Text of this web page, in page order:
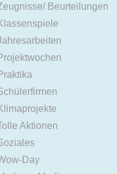
Beurteilungen
Aktionen
Day